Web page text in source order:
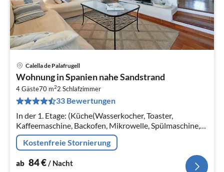
Calella de Palafrugell
Wohnung in Spanien nahe Sandstrand
4 Gäste70 m22 Schlafzimmer
33 Bewertungen
In der 1. Etage: (Küche(Wasserkocher, Toaster,
Kaffeemaschine, Backofen, Mikrowelle, Spülmaschine,
Kühlschrank, Tiefkühlschrank, ), Wohn/Esszimmer(TV,
Esstisch, Sitzecke)
Kostenfreie Stornierung
ab 84€/ Nacht